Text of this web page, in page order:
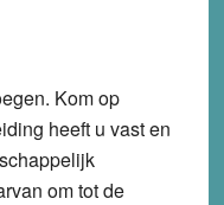
Kom op
heeft u vast en
om tot de